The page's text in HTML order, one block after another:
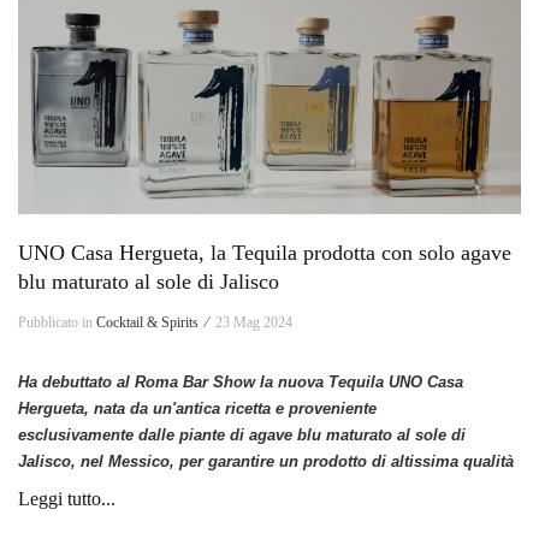
UNO Casa Hergueta, la Tequila prodotta con solo agave
blu maturato al sole di Jalisco
Pubblicato in Cocktail & Spirits ⁄ 23 Mag 2024
Ha debuttato al Roma Bar Show la nuova Tequila UNO Casa
Hergueta, nata da un'antica ricetta e proveniente
esclusivamente dalle piante di agave blu maturato al sole di
Jalisco, nel Messico, per garantire un prodotto di altissima qualità
Leggi tutto...